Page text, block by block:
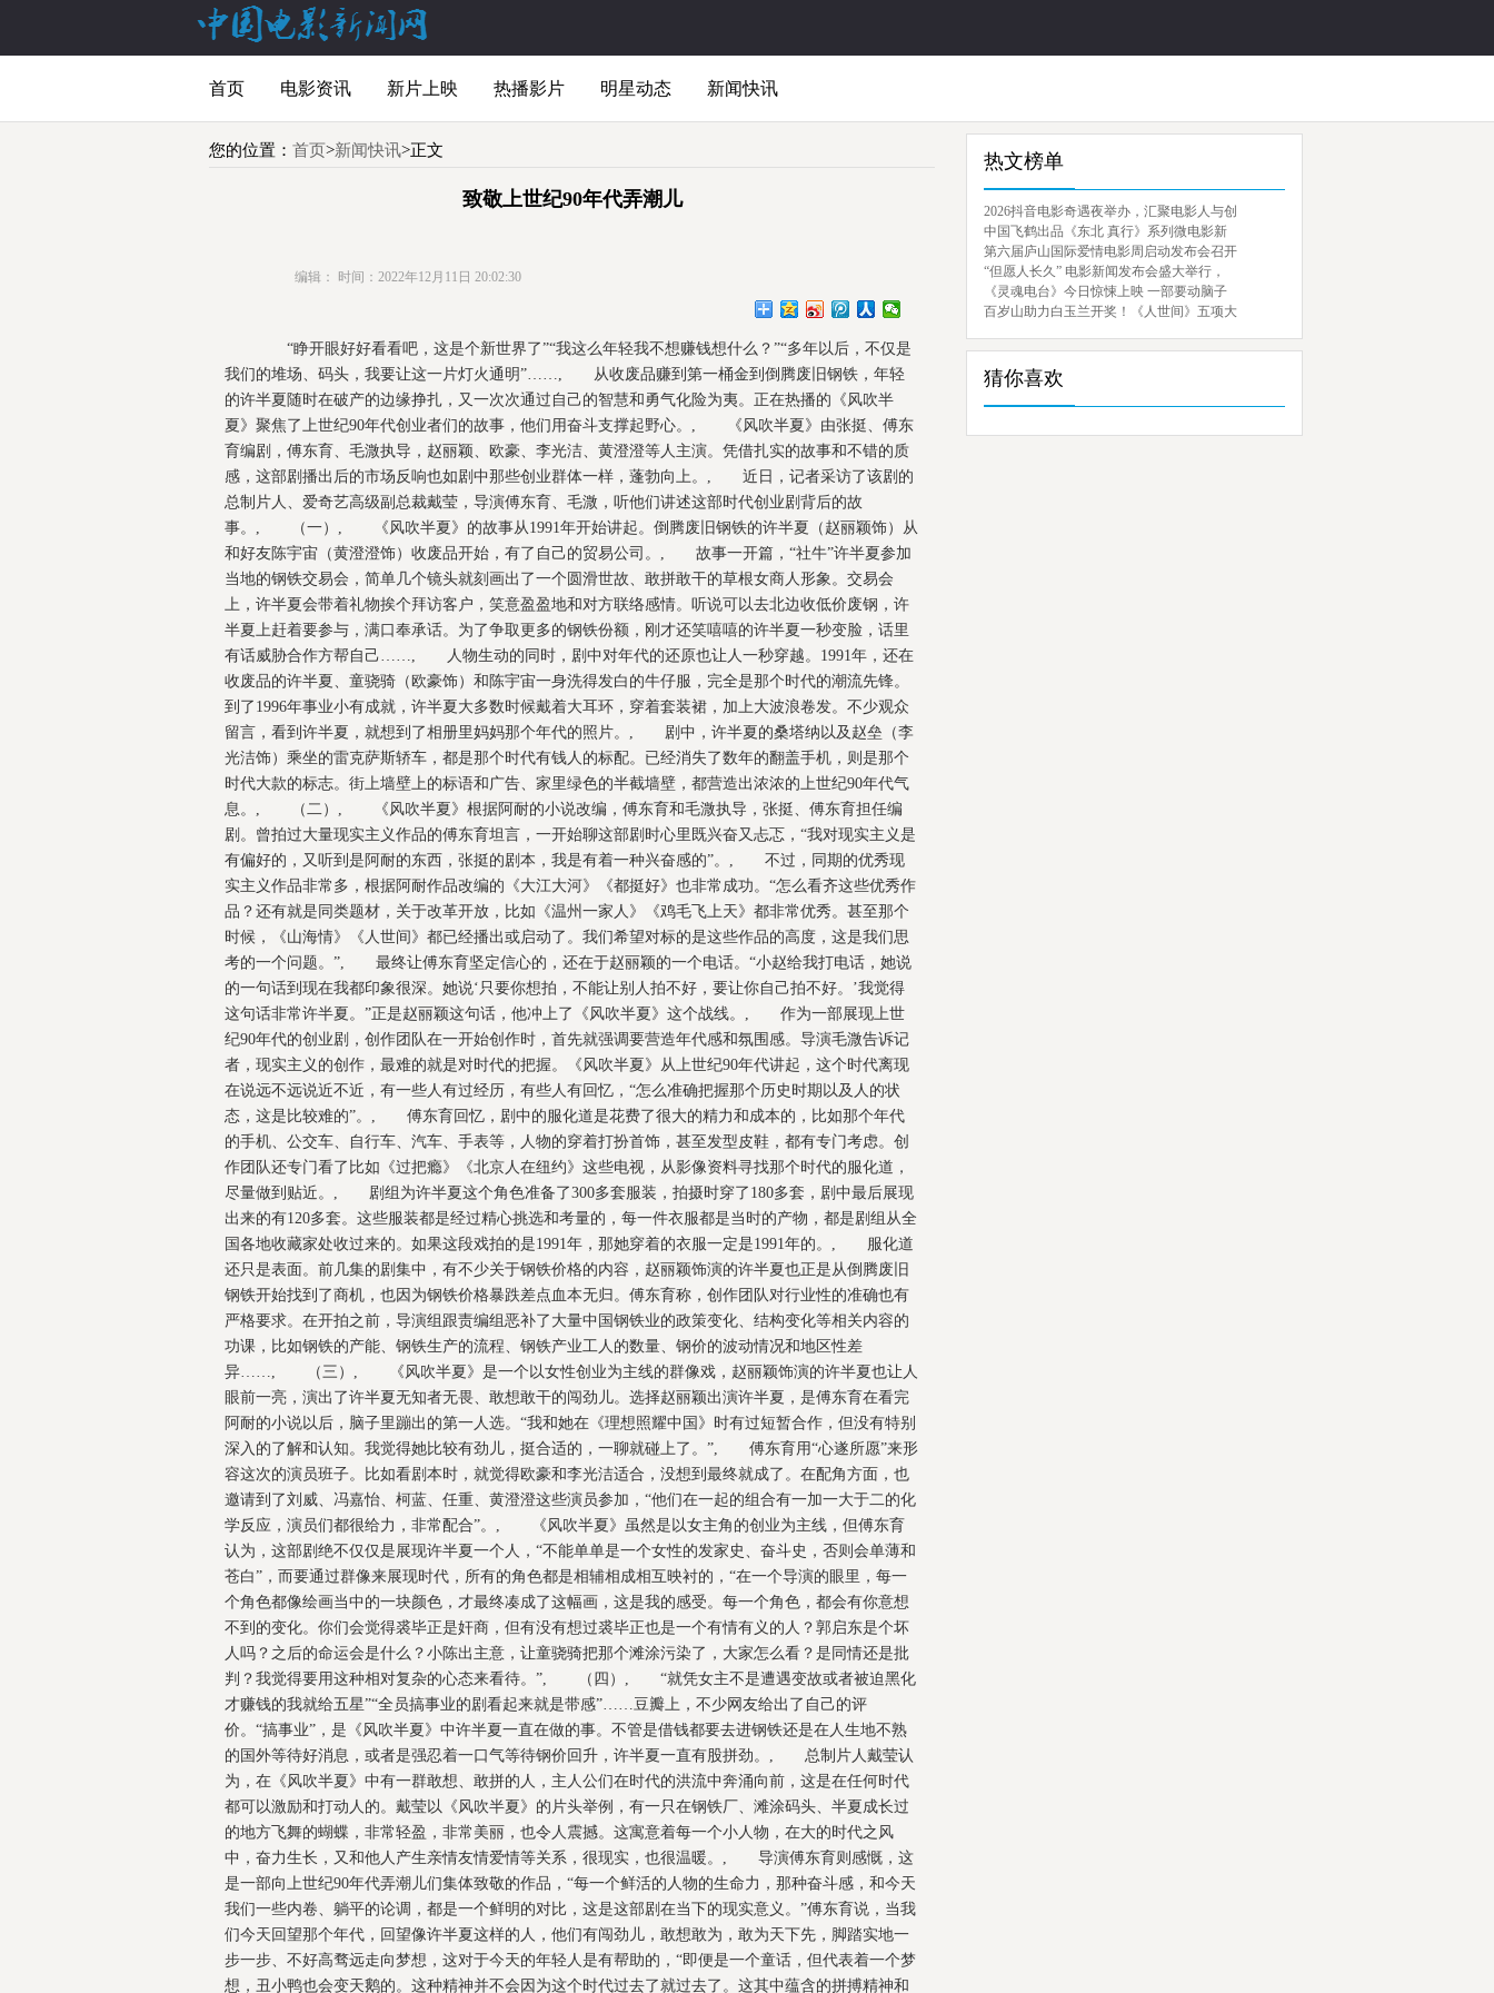
首页 电影资讯 新片上映 热播影片 明星动态 新闻快讯
您的位置： 首页>新闻快讯>正文
致敬上世纪90年代弄潮儿
编辑： 时间：2022年12月11日 20:02:30
“睁开眼好好看看吧，这是个新世界了”“我这么年轻我不想赚钱想什么？”“多年以后，不仅是
我们的堆场、码头，我要让这一片灯火通明”……, 从收废品赚到第一桶金到倒腾废旧钢铁，年轻
的许半夏随时在破产的边缘挣扎，又一次次通过自己的智慧和勇气化险为夷。正在热播的《风吹半
夏》聚焦了上世纪90年代创业者们的故事，他们用奋斗支撑起野心。, 《风吹半夏》由张挺、傅东
育编剧，傅东育、毛溦执导，赵丽颖、欧豪、李光洁、黄澄澄等人主演。凭借扎实的故事和不错的质
感，这部剧播出后的市场反响也如剧中那些创业群体一样，蓬勃向上。, 近日，记者采访了该剧的
总制片人、爱奇艺高级副总裁戴莹，导演傅东育、毛溦，听他们讲述这部时代创业剧背后的故
事。, （一）, 《风吹半夏》的故事从1991年开始讲起。倒腾废旧钢铁的许半夏（赵丽颖饰）从
和好友陈宇宙（黄澄澄饰）收废品开始，有了自己的贸易公司。, 故事一开篇，“社牛”许半夏参加
当地的钢铁交易会，简单几个镜头就刻画出了一个圆滑世故、敢拼敢干的草根女商人形象。交易会
上，许半夏会带着礼物挨个拜访客户，笑意盈盈地和对方联络感情。听说可以去北边收低价废钢，许
半夏上赶着要参与，满口奉承话。为了争取更多的钢铁份额，刚才还笑嘻嘻的许半夏一秒变脸，话里
有话威胁合作方帮自己……, 人物生动的同时，剧中对年代的还原也让人一秒穿越。1991年，还在
收废品的许半夏、童骁骑（欧豪饰）和陈宇宙一身洗得发白的牛仔服，完全是那个时代的潮流先锋。
到了1996年事业小有成就，许半夏大多数时候戴着大耳环，穿着套装裙，加上大波浪卷发。不少观众
留言，看到许半夏，就想到了相册里妈妈那个年代的照片。, 剧中，许半夏的桑塔纳以及赵垒（李
光洁饰）乘坐的雷克萨斯轿车，都是那个时代有钱人的标配。已经消失了数年的翻盖手机，则是那个
时代大款的标志。街上墙壁上的标语和广告、家里绿色的半截墙壁，都营造出浓浓的上世纪90年代气
息。, （二）, 《风吹半夏》根据阿耐的小说改编，傅东育和毛溦执导，张挺、傅东育担任编
剧。曾拍过大量现实主义作品的傅东育坦言，一开始聊这部剧时心里既兴奋又忐忑，“我对现实主义是
有偏好的，又听到是阿耐的东西，张挺的剧本，我是有着一种兴奋感的”。, 不过，同期的优秀现
实主义作品非常多，根据阿耐作品改编的《大江大河》《都挺好》也非常成功。“怎么看齐这些优秀作
品？还有就是同类题材，关于改革开放，比如《温州一家人》《鸡毛飞上天》都非常优秀。甚至那个
时候，《山海情》《人世间》都已经播出或启动了。我们希望对标的是这些作品的高度，这是我们思
考的一个问题。”, 最终让傅东育坚定信心的，还在于赵丽颖的一个电话。“小赵给我打电话，她说
的一句话到现在我都印象很深。她说‘只要你想拍，不能让别人拍不好，要让你自己拍不好。’我觉得
这句话非常许半夏。”正是赵丽颖这句话，他冲上了《风吹半夏》这个战线。, 作为一部展现上世
纪90年代的创业剧，创作团队在一开始创作时，首先就强调要营造年代感和氛围感。导演毛溦告诉记
者，现实主义的创作，最难的就是对时代的把握。《风吹半夏》从上世纪90年代讲起，这个时代离现
在说远不远说近不近，有一些人有过经历，有些人有回忆，“怎么准确把握那个历史时期以及人的状
态，这是比较难的”。, 傅东育回忆，剧中的服化道是花费了很大的精力和成本的，比如那个年代
的手机、公交车、自行车、汽车、手表等，人物的穿着打扮首饰，甚至发型皮鞋，都有专门考虑。创
作团队还专门看了比如《过把瘾》《北京人在纽约》这些电视，从影像资料寻找那个时代的服化道，
尽量做到贴近。, 剧组为许半夏这个角色准备了300多套服装，拍摄时穿了180多套，剧中最后展现
出来的有120多套。这些服装都是经过精心挑选和考量的，每一件衣服都是当时的产物，都是剧组从全
国各地收藏家处收过来的。如果这段戏拍的是1991年，那她穿着的衣服一定是1991年的。, 服化道
还只是表面。前几集的剧集中，有不少关于钢铁价格的内容，赵丽颖饰演的许半夏也正是从倒腾废旧
钢铁开始找到了商机，也因为钢铁价格暴跌差点血本无归。傅东育称，创作团队对行业性的准确也有
严格要求。在开拍之前，导演组跟责编组恶补了大量中国钢铁业的政策变化、结构变化等相关内容的
功课，比如钢铁的产能、钢铁生产的流程、钢铁产业工人的数量、钢价的波动情况和地区性差
异……, （三）, 《风吹半夏》是一个以女性创业为主线的群像戏，赵丽颖饰演的许半夏也让人
眼前一亮，演出了许半夏无知者无畏、敢想敢干的闯劲儿。选择赵丽颖出演许半夏，是傅东育在看完
阿耐的小说以后，脑子里蹦出的第一人选。“我和她在《理想照耀中国》时有过短暂合作，但没有特别
深入的了解和认知。我觉得她比较有劲儿，挺合适的，一聊就碰上了。”, 傅东育用“心遂所愿”来形
容这次的演员班子。比如看剧本时，就觉得欧豪和李光洁适合，没想到最终就成了。在配角方面，也
邀请到了刘威、冯嘉怡、柯蓝、任重、黄澄澄这些演员参加，“他们在一起的组合有一加一大于二的化
学反应，演员们都很给力，非常配合”。, 《风吹半夏》虽然是以女主角的创业为主线，但傅东育
认为，这部剧绝不仅仅是展现许半夏一个人，“不能单单是一个女性的发家史、奋斗史，否则会单薄和
苍白”，而要通过群像来展现时代，所有的角色都是相辅相成相互映衬的，“在一个导演的眼里，每一
个角色都像绘画当中的一块颜色，才最终凑成了这幅画，这是我的感受。每一个角色，都会有你意想
不到的变化。你们会觉得裘毕正是奸商，但有没有想过裘毕正也是一个有情有义的人？郭启东是个坏
人吗？之后的命运会是什么？小陈出主意，让童骁骑把那个滩涂污染了，大家怎么看？是同情还是批
判？我觉得要用这种相对复杂的心态来看待。”, （四）, “就凭女主不是遭遇变故或者被迫黑化
才赚钱的我就给五星”“全员搞事业的剧看起来就是带感”……豆瓣上，不少网友给出了自己的评
价。“搞事业”，是《风吹半夏》中许半夏一直在做的事。不管是借钱都要去进钢铁还是在人生地不熟
的国外等待好消息，或者是强忍着一口气等待钢价回升，许半夏一直有股拼劲。, 总制片人戴莹认
为，在《风吹半夏》中有一群敢想、敢拼的人，主人公们在时代的洪流中奔涌向前，这是在任何时代
都可以激励和打动人的。戴莹以《风吹半夏》的片头举例，有一只在钢铁厂、滩涂码头、半夏成长过
的地方飞舞的蝴蝶，非常轻盈，非常美丽，也令人震撼。这寓意着每一个小人物，在大的时代之风
中，奋力生长，又和他人产生亲情友情爱情等关系，很现实，也很温暖。, 导演傅东育则感慨，这
是一部向上世纪90年代弄潮儿们集体致敬的作品，“每一个鲜活的人物的生命力，那种奋斗感，和今天
我们一些内卷、躺平的论调，都是一个鲜明的对比，这是这部剧在当下的现实意义。”傅东育说，当我
们今天回望那个年代，回望像许半夏这样的人，他们有闯劲儿，敢想敢为，敢为天下先，脚踏实地一
步一步、不好高骛远走向梦想，这对于今天的年轻人是有帮助的，“即便是一个童话，但代表着一个梦
想，丑小鸭也会变天鹅的。这种精神并不会因为这个时代过去了就过去了。这其中蕴含的拼搏精神和
热文榜单
2026抖音电影奇遇夜举办，汇聚电影人与创
中国飞鹤出品《东北 真行》系列微电影新
第六届庐山国际爱情电影周启动发布会召开
“但愿人长久” 电影新闻发布会盛大举行，
《灵魂电台》今日惊悚上映 一部要动脑子
百岁山助力白玉兰开奖！《人世间》五项大
猜你喜欢